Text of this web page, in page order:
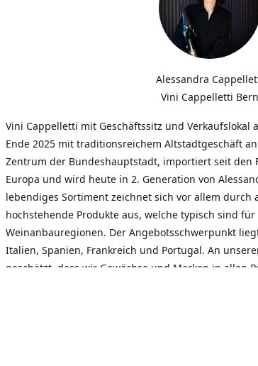
Alessandra
Vini Cappelletti Bern
Vini Cappelletti mit Geschäftssitz und Verkaufslokal
Ende 2025 mit traditionsreichem Altstadtgeschäft
Zentrum der Bundeshauptstadt, importiert seit den
Europa und wird heute in 2. Generation von
lebendiges Sortiment zeichnet sich vor allem durch
hochstehende Produkte aus, welche typisch sind
Weinanbauregionen. Der Angebotsschwerpunkt
Italien, Spanien, Frankreich und Portugal. An
geschätzt, dass wir Gewächse und Marken in allen